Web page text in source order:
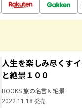
人生を楽しみ尽くす
と絶景１００
BOOKS 旅の名言＆絶景
2022.11.18 発売